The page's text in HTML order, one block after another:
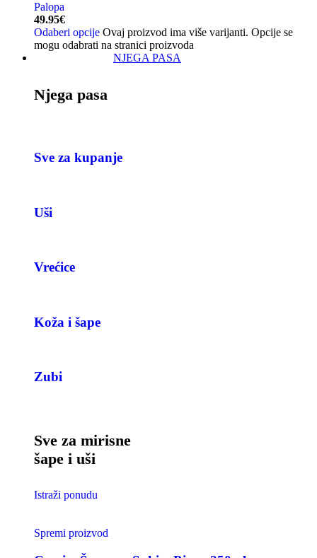
Palopa
49.95€
Odaberi opcije Ovaj proizvod ima više varijanti. Opcije se
mogu odabrati na stranici proizvoda
NJEGA PASA
Njega pasa
Sve za kupanje
Uši
Vrećice
Koža i šape
Zubi
Sve za mirisne
šape i uši
Istraži ponudu
Spremi proizvod